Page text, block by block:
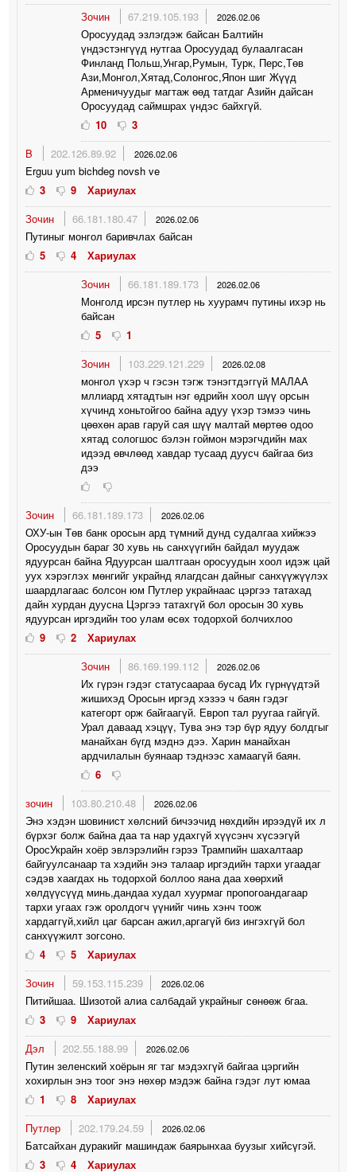
Зочин
67.219.105.193 2026.02.06
Оросуудад эзлэгдэж байсан Балтийн
үндэстэнгүүд нутгаа Оросуудад булаалгасан
Финланд Польш,Унгар,Румын, Турк, Перс,Төв
Ази,Монгол,Хятад,Солонгос,Япон шиг Жүүд
Арменичуудыг магтаж өөд татдаг Азийн дайсан
Оросуудад саймшрах үндэс байхгүй.
10
3
B
202.126.89.92 2026.02.06
Erguu yum bichdeg novsh ve
3
9
Хариулах
Зочин
66.181.180.47 2026.02.06
Путиныг монгол баривчлах байсан
5
4
Хариулах
Зочин
66.181.189.173 2026.02.06
Монголд ирсэн путлер нь хуурамч путины ихэр нь
байсан
5
1
Зочин
103.229.121.229 2026.02.08
монгол үхэр ч гэсэн тэгж тэнэгтдэггүй МАЛАА
мллиард хятадтын нэг өдрийн хоол шүү орсын
хүчинд хоньтойгоо байна адуу үхэр тэмээ чинь
цөөхөн арав гаруй сая шүү малтай мөртөө одоо
хятад сологшос бэлэн гоймон мэрэгчдийн мах
идээд өвчлөөд хавдар тусаад дуусч байгаа биз
дээ
Зочин 66.181.189.173 2026.02.06
ОХУ-ын Төв банк оросын ард түмний дунд судалгаа хийжээ
Оросуудын бараг 30 хувь нь санхүүгийн байдал муудаж
ядуурсан байна Ядуурсан шалтгаан оросуудын хоол идэж цай
уух хэрэглэх мөнгийг украйнд ялагдсан дайныг санхүүжүүлэх
шаардлагаас болсон юм Путлер украйнаас цэргээ татахад
дайн хурдан дуусна Цэргээ татахгүй бол оросын 30 хувь
ядуурсан иргэдийн тоо улам өсөх тодорхой болчихлоо
9
2
Хариулах
Зочин
86.169.199.112 2026.02.06
Их гүрэн гэдэг статусаараа бусад Их гүрнүүдтэй
жишихэд Оросын иргэд хэзээ ч баян гэдэг
категорт орж байгаагүй. Европ тал руугаа гайгүй.
Урал даваад хэцүү, Тува энэ тэр бүр ядуу болдгыг
манайхан бүгд мэднэ дээ. Харин манайхан
ардчилалын буянаар тэднээс хамаагүй баян.
6
зочин
103.80.210.48 2026.02.06
Энэ хэдэн шовинист хөлсний бичээчид нөхдийн ирээдүй их л
бүрхэг болж байна даа та нар удахгүй хүүсэнч хүсээгүй
ОросУкрайн хоёр эвлэрэлийн гэрээ Трампийн шахалтаар
байгуулсанаар та хэдийн энэ талаар иргэдийн тархи угаадаг
сэдэв хаагдах нь тодорхой боллоо яана даа хөөрхий
хөлдүүсүүд минь,дандаа худал хуурмаг пропогоандагаар
тархи угаах гэж оролдогч үүнийг чинь хэнч тоож
хардаггүй,хийл цаг барсан ажил,аргагүй биз ингэхгүй бол
санхүүжилт зогсоно.
4
5
Хариулах
Зочин
59.153.115.239 2026.02.06
Питийшаа. Шизотой алиа салбадай украйныг сөнөөж бгаа.
3
9
Хариулах
Дэл
202.55.188.99 2026.02.06
Путин зеленский хоёрын яг таг мэдэхгүй байгаа цэргийн
хохирлын энэ тоог энэ нөхөр мэдэж байна гэдэг лут юмаа
1
8
Хариулах
Путлер
202.179.24.59 2026.02.06
Батсайхан дуракийг машиндаж баярынхаа буузыг хийсүгэй.
3
4 Хариулах